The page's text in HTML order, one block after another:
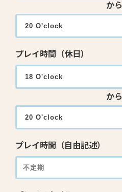
から
プレイ時間（休日）
から
プレイ時間（自由記述）